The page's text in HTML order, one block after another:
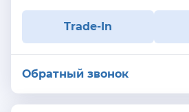
Trade-In
Обратный звонок